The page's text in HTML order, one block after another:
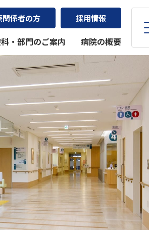
関係者の方 採用情報
・部門のご案内 病院の概要